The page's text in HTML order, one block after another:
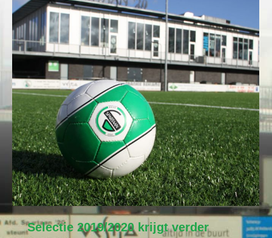
Selectie 2019/2020 krijgt verder